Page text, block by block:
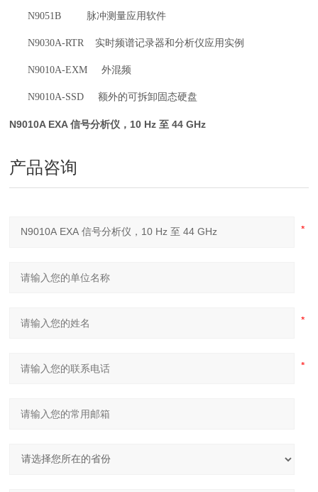
N9051B 脉冲测量应用软件
N9030A-RTR 实时频谱记录器和分析仪应用实例
N9010A-EXM 外混频
N9010A-SSD 额外的可拆卸固态硬盘
N9010A EXA 信号分析仪，10 Hz 至 44 GHz
产品咨询